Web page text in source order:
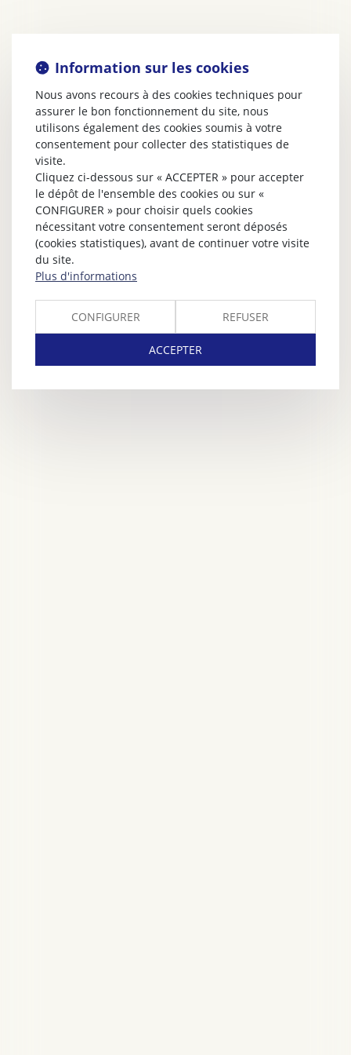
Information sur les cookies
Nous avons recours à des cookies techniques pour
assurer le bon fonctionnement du site, nous
utilisons également des cookies soumis à votre
consentement pour collecter des statistiques de
visite.
Cliquez ci-dessous sur « ACCEPTER » pour accepter
le dépôt de l'ensemble des cookies ou sur «
CONFIGURER » pour choisir quels cookies
nécessitant votre consentement seront déposés
(cookies statistiques), avant de continuer votre visite
du site.
Plus d'informations
CONFIGURER REFUSER
ACCEPTER